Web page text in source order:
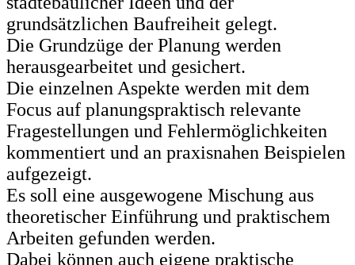
grundsätzlichen Baufreiheit gelegt.
Die Grundzüge der Planung werden
herausgearbeitet und gesichert.
Die einzelnen Aspekte werden mit dem
Focus auf planungspraktisch relevante
Fragestellungen und Fehlermöglichkeiten
kommentiert und an praxisnahen Beispielen
aufgezeigt.
Es soll eine ausgewogene Mischung aus
theoretischer Einführung und praktischem
Arbeiten gefunden werden.
Dabei können auch eigene praktische